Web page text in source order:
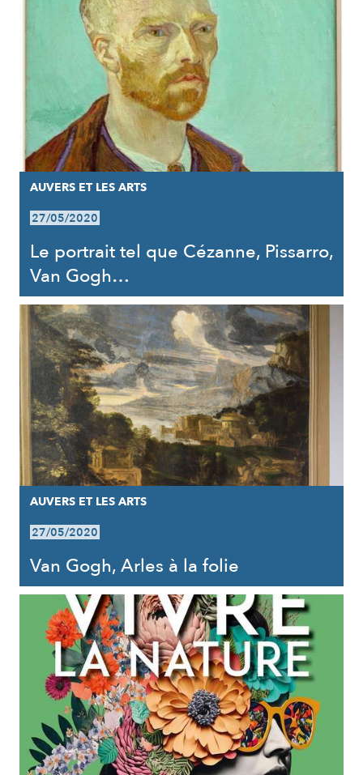
AUVERS ET LES ARTS
27/05/2020
Le portrait tel que Cézanne, Pissarro,
Van Gogh…
AUVERS ET LES ARTS
27/05/2020
Van Gogh, Arles à la folie